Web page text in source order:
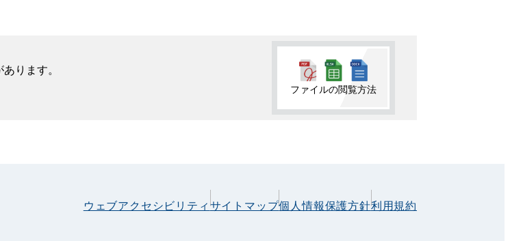
ります。
ファイルの閲覧方法
ウェブアクセシビリティ サイトマップ個人情報保護方針利用規約